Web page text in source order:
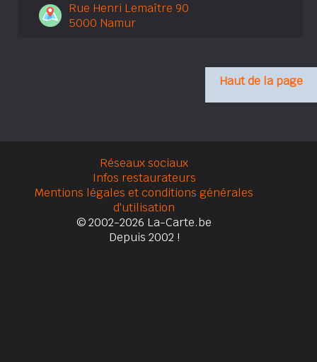
Rue Henri Lemaître 90
5000 Namur
Haut de la page
Réseaux sociaux
Infos restaurateurs
Mentions légales et conditions générales
d'utilisation
© 2002-2026 La-Carte.be
Depuis 2002 !